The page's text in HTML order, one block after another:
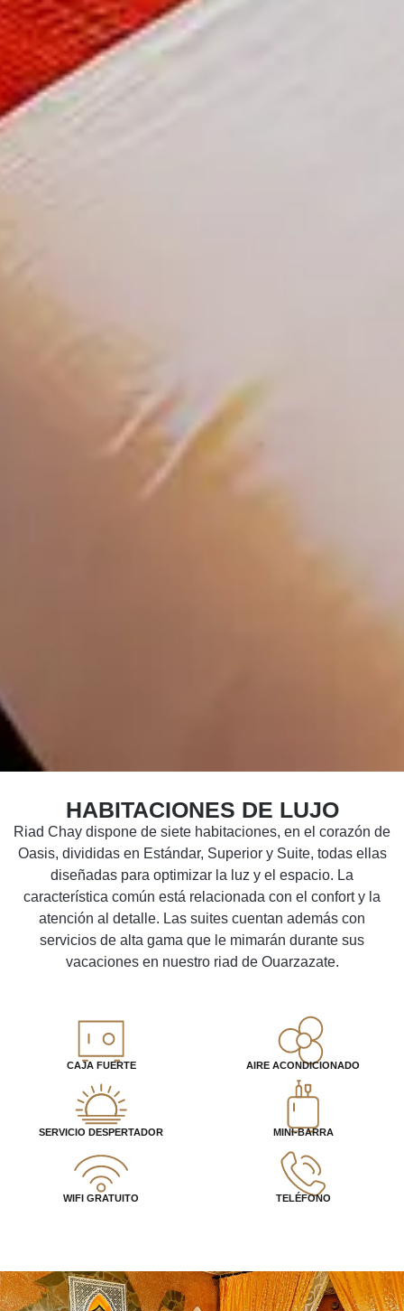
HABITACIONES DE LUJO
Riad Chay dispone de siete habitaciones, en el corazón de
Oasis, divididas en Estándar, Superior y Suite, todas ellas
diseñadas para optimizar la luz y el espacio. La
característica común está relacionada con el confort y la
atención al detalle. Las suites cuentan además con
servicios de alta gama que le mimarán durante sus
vacaciones en nuestro riad de Ouarzazate.
CAJA FUERTE AIRE ACONDICIONADO
SERVICIO DESPERTADOR MINI-BARRA
WIFI GRATUITO TELÉFONO